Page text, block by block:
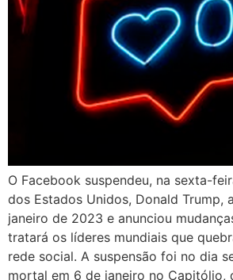
O Facebook suspendeu, na sexta-
dos Estados Unidos, Donald Trump,
janeiro de 2023 e anunciou
tratará os líderes mundiais que
rede social. A suspensão foi no dia
mortal em 6 de janeiro no Capitólio,